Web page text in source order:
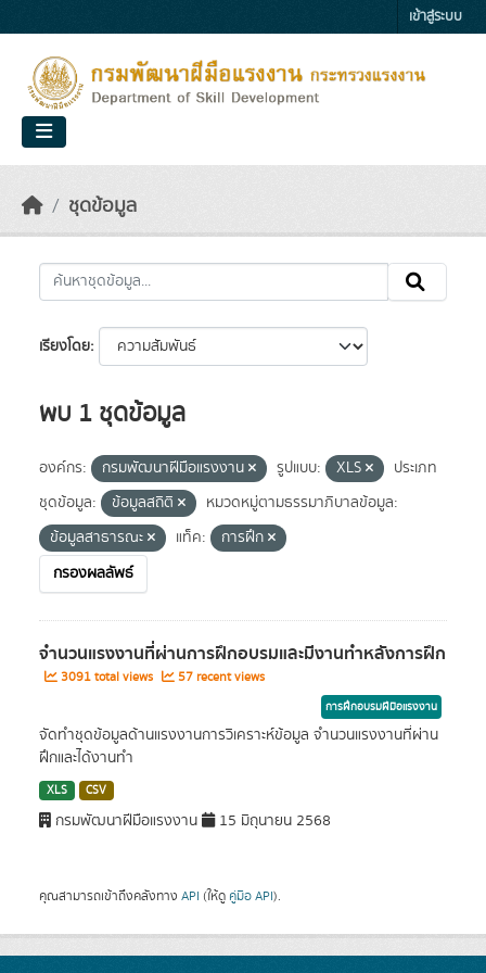
เข้าสู่ระบบ
ชุดข้อมูล
เรียงโดย
พบ 1 ชุดข้อมูล
องค์กร: กรมพัฒนาฝีมือแรงงาน รูปแบบ: XLS
ประเภท
ชุดข้อมูล:
ข้อมูลสถิติ
หมวดหมู่ตามธรรมาภิบาลข้อมูล:
ข้อมูลสาธารณะ
แท็ค:
การฝึก
กรองผลลัพธ์
จำนวนแรงงานที่ผ่านการฝึกอบรมและมีงานทำหลังการฝึก
3091 total views 57 recent views
การฝึกอบรมฝีมือแรงงาน
จัดทำชุดข้อมูลด้านแรงงานการวิเคราะห์ข้อมูล จำนวนแรงงานที่ผ่าน
ฝึกและได้งานทำ
XLS CSV
กรมพัฒนาฝีมือแรงงาน 15 มิถุนายน 2568
คุณสามารถเข้าถึงคลังทาง API (ให้ดู คู่มือ API).